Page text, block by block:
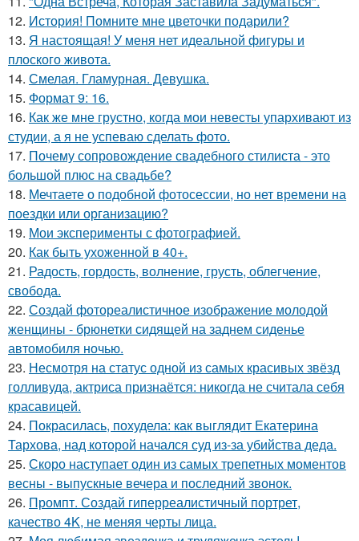
12. История! Помните мне цветочки подарили?
13. Я настоящая! У меня нет идеальной фигуры и
плоского живота.
14. Смелая. Гламурная. Девушка.
15. Формат 9: 16.
16. Как же мне грустно, когда мои невесты упархивают из
студии, а я не успеваю сделать фото.
17. Почему сопровождение свадебного стилиста - это
большой плюс на свадьбе?
18. Мечтаете о подобной фотосессии, но нет времени на
поездки или организацию?
19. Мои эксперименты с фотографией.
20. Как быть ухоженной в 40+.
21. Радость, гордость, волнение, грусть, облегчение,
свобода.
22. Создай фотореалистичное изображение молодой
женщины - брюнетки сидящей на заднем сиденье
автомобиля ночью.
23. Несмотря на статус одной из самых красивых звёзд
голливуда, актриса признаётся: никогда не считала себя
красавицей.
24. Покрасилась, похудела: как выглядит Екатерина
Тархова, над которой начался суд из-за убийства деда.
25. Скоро наступает один из самых трепетных моментов
весны - выпускные вечера и последний звонок.
26. Промпт. Создай гиперреалистичный портрет,
качество 4K, не меняя черты лица.